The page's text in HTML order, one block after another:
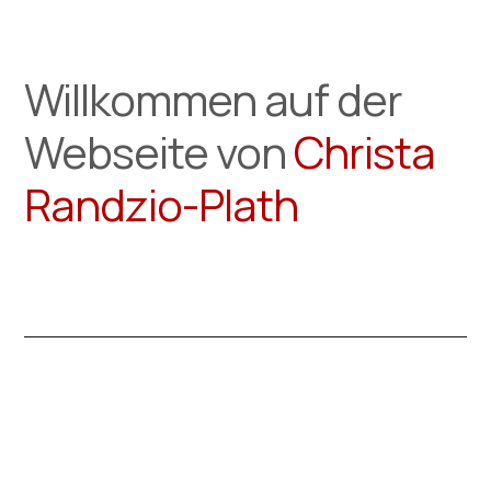
Willkommen auf der
Webseite vonChrista
Randzio-Plath